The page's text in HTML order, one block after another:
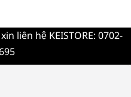
liên hệ KEISTORE: 0702-